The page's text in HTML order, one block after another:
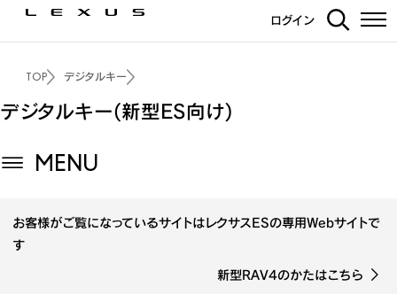
ログイン
TOP デジタルキー
デジタルキー(新型ES向け)
MENU
お客様がご覧になっているサイトはレクサスESの専用Webサイトで
す
新型RAV4のかたはこちら